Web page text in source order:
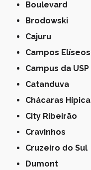
Boulevard
Brodowski
Cajuru
Campos Elíseos
Campus da USP
Catanduva
Chácaras Hípica
City Ribeirão
Cravinhos
Cruzeiro do Sul
Dumont